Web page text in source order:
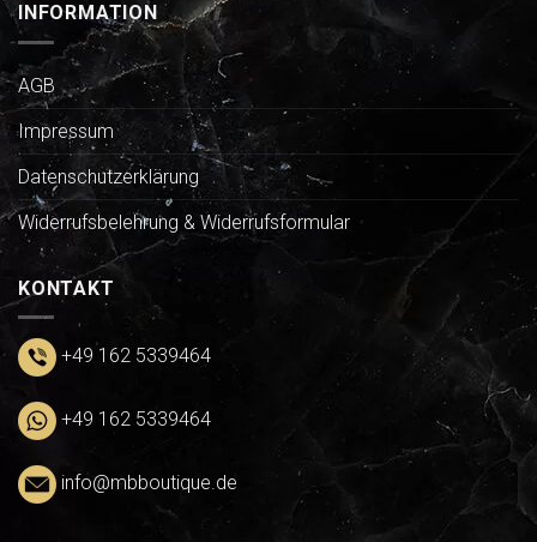
INFORMATION
AGB
Impressum
Datenschutzerklärung
Widerrufsbelehrung & Widerrufsformular
KONTAKT
+49 162 5339464
+49 162 5339464
info@mbboutique.de